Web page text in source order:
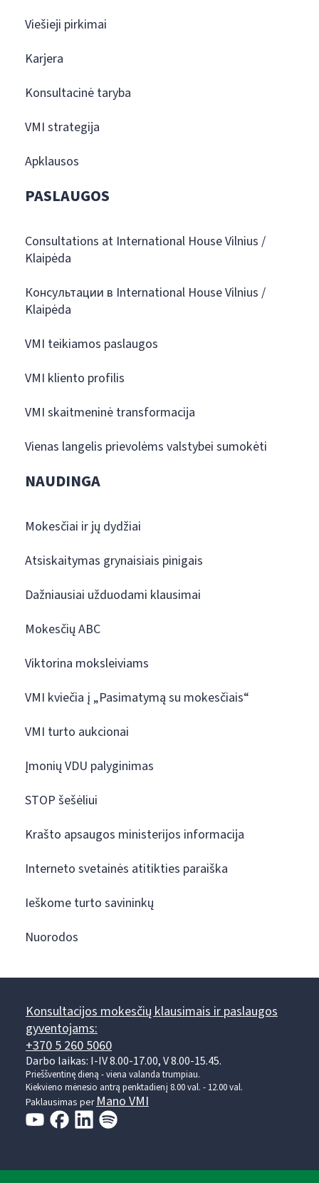
Viešieji pirkimai
Karjera
Konsultacinė taryba
VMI strategija
Apklausos
PASLAUGOS
Consultations at International House Vilnius /
Klaipėda
Консультации в International House Vilnius /
Klaipėda
VMI teikiamos paslaugos
VMI kliento profilis
VMI skaitmeninė transformacija
Vienas langelis prievolėms valstybei sumokėti
NAUDINGA
Mokesčiai ir jų dydžiai
Atsiskaitymas grynaisiais pinigais
Dažniausiai užduodami klausimai
Mokesčių ABC
Viktorina moksleiviams
VMI kviečia į „Pasimatymą su mokesčiais“
VMI turto aukcionai
Įmonių VDU palyginimas
STOP šešėliui
Krašto apsaugos ministerijos informacija
Interneto svetainės atitikties paraiška
Ieškome turto savininkų
Nuorodos
Konsultacijos mokesčių klausimais ir paslaugos
gyventojams:
+370 5 260 5060
Darbo laikas: I-IV 8.00-17.00, V 8.00-15.45.
Prieššventinę dieną - viena valanda trumpiau.
Kiekvieno mėnesio antrą penktadienį 8.00 val. - 12.00 val.
Paklausimas perMano VMI